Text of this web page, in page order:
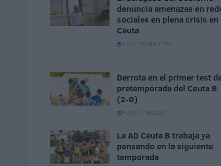
denuncia amenazas en
sociales en plena crisis en
Ceuta
HACE 28 MINUTOS
Derrota en el primer test
pretemporada del Ceuta B
(2-0)
HACE 17 HORAS
La AD Ceuta B trabaja ya
pensando en la siguiente
temporada